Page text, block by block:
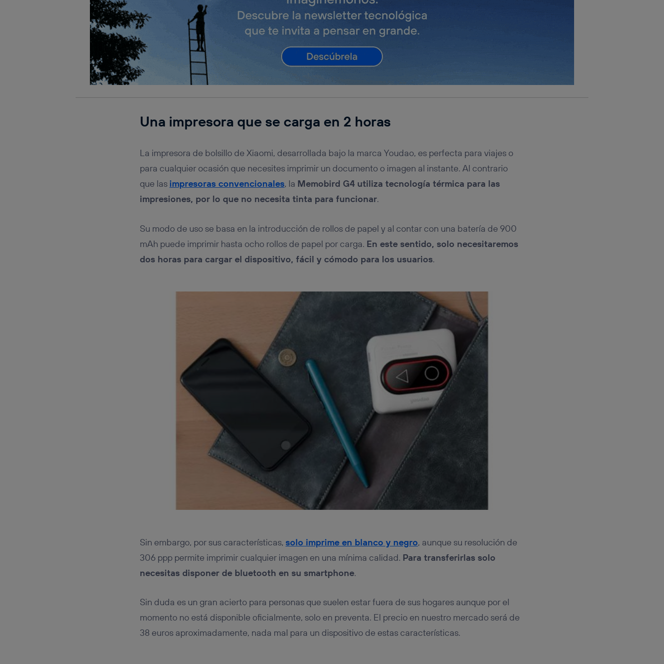
Una impresora que se carga en 2 horas
La impresora de bolsillo de Xiaomi, desarrollada bajo la marca Youdao, es perfecta para viajes o
para cualquier ocasión que necesites imprimir un documento o imagen al instante. Al contrario
que las impresoras convencionales, la Memobird G4 utiliza tecnología térmica para las
impresiones, por lo que no necesita tinta para funcionar.
Su modo de uso se basa en la introducción de rollos de papel y al contar con una batería de 900
mAh puede imprimir hasta ocho rollos de papel por carga. En este sentido, solo necesitaremos
dos horas para cargar el dispositivo, fácil y cómodo para los usuarios.
Sin embargo, por sus características, solo imprime en blanco y negro, aunque su resolución de
306 ppp permite imprimir cualquier imagen en una mínima calidad. Para transferirlas solo
necesitas disponer de bluetooth en su smartphone.
Sin duda es un gran acierto para personas que suelen estar fuera de sus hogares aunque por el
momento no está disponible oficialmente, solo en preventa. El precio en nuestro mercado será de
38 euros aproximadamente, nada mal para un dispositivo de estas características.